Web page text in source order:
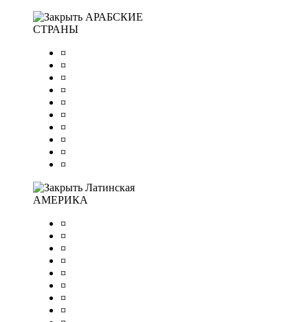
АРАБСКИЕ
СТРАНЫ
¤
¤
¤
¤
¤
¤
¤
¤
¤
¤
Латинская
АМЕРИКА
¤
¤
¤
¤
¤
¤
¤
¤